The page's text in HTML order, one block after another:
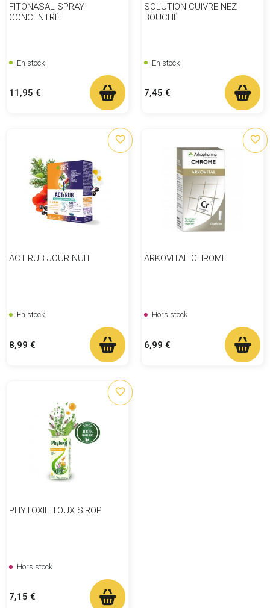
FITONASAL SPRAY
CONCENTRÉ
En stock
Prix
11,95 €
SOLUTION CUIVRE NEZ
BOUCHÉ
En stock
Prix
7,45 €
ACTIRUB JOUR NUIT
favorite_border
En stock
Prix
8,99 €
ARKOVITAL CHROME
favorite_border
Hors stock
Prix
6,99 €
PHYTOXIL TOUX SIROP
favorite_border
Hors stock
Prix
7,15 €